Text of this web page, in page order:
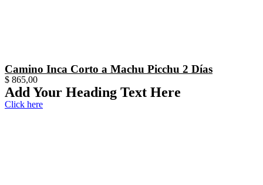
Camino Inca Corto a Machu Picchu 2 Días
$ 865,00
Add Your Heading Text Here
Click here